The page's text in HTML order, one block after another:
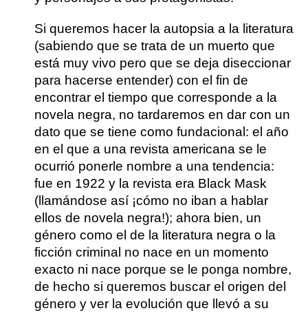
Si queremos hacer la autopsia a la literatura
(sabiendo que se trata de un muerto que
está muy vivo pero que se deja diseccionar
para hacerse entender) con el fin de
encontrar el tiempo que corresponde a la
novela negra, no tardaremos en dar con un
dato que se tiene como fundacional: el año
en el que a una revista americana se le
ocurrió ponerle nombre a una tendencia:
fue en 1922 y la revista era Black Mask
(llamándose así ¡cómo no iban a hablar
ellos de novela negra!); ahora bien, un
género como el de la literatura negra o la
ficción criminal no nace en un momento
exacto ni nace porque se le ponga nombre,
de hecho si queremos buscar el origen del
género y ver la evolución que llevó a su